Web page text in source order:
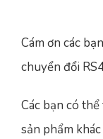
Cám ơn các
chuyển đổi
Các bạn có
sản phẩm